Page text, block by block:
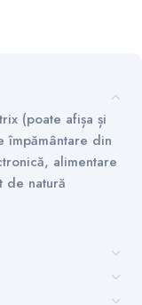
(poate afișa și
din
alimentare
de natură